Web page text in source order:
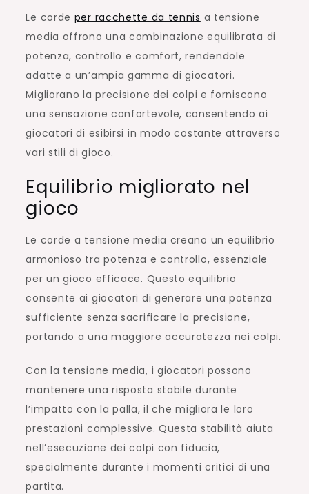
Le corde per racchette da tennis a tensione
media offrono una combinazione equilibrata di
potenza, controllo e comfort, rendendole
adatte a un’ampia gamma di giocatori.
Migliorano la precisione dei colpi e forniscono
una sensazione confortevole, consentendo ai
giocatori di esibirsi in modo costante attraverso
vari stili di gioco.
Equilibrio migliorato nel
gioco
Le corde a tensione media creano un equilibrio
armonioso tra potenza e controllo, essenziale
per un gioco efficace. Questo equilibrio
consente ai giocatori di generare una potenza
sufficiente senza sacrificare la precisione,
portando a una maggiore accuratezza nei colpi.
Con la tensione media, i giocatori possono
mantenere una risposta stabile durante
l’impatto con la palla, il che migliora le loro
prestazioni complessive. Questa stabilità aiuta
nell’esecuzione dei colpi con fiducia,
specialmente durante i momenti critici di una
partita.